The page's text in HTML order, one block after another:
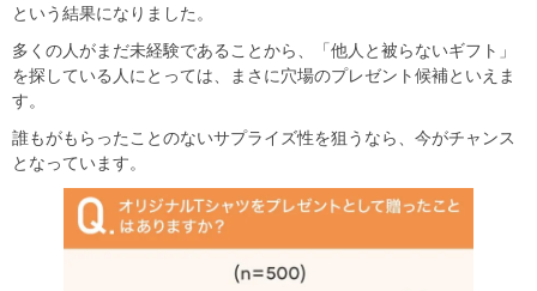
という結果になりました。
多くの人がまだ未経験であることから、「他人と被らないギフト」
を探している人にとっては、まさに穴場のプレゼント候補といえま
す。
誰もがもらったことのないサプライズ性を狙うなら、今がチャンス
となっています。